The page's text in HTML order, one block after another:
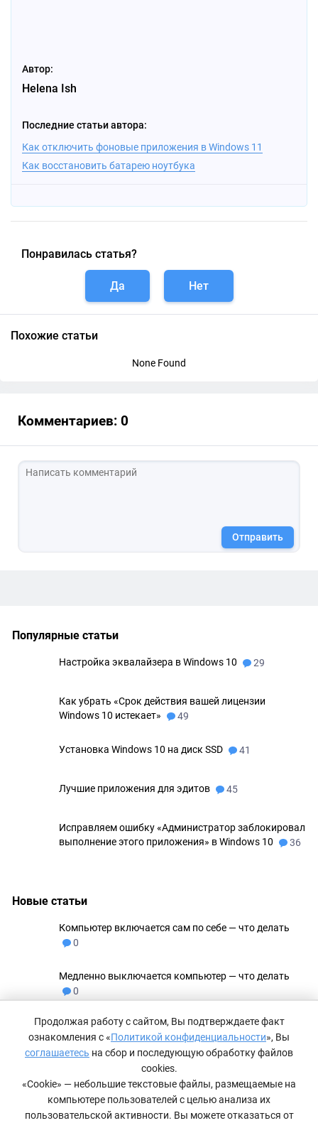
Популярные статьи
Настройка эквалайзера в Windows 10 29
Как убрать «Срок действия вашей лицензии
Windows 10 истекает»
49
Установка Windows 10 на диск SSD 41
Лучшие приложения для эдитов 45
Исправляем ошибку «Администратор заблокировал
выполнение этого приложения» в Windows 10
36
Новые статьи
Компьютер включается сам по себе — что делать
0
Медленно выключается компьютер — что делать
0
Не удаляются файлы с флешки 0
Как сделать невидимую папку в Windows 11
Компьютер не видит принтер — что делать
Автор:
Helena Ish
Последние статьи автора:
Как отключить фоновые приложения в Windows 11
Как восстановить батарею ноутбука
Понравилась статья?
Да Нет
Похожие статьи
None Found
Комментариев: 0
Отправить
Продолжая работу с сайтом, Вы подтверждаете факт
ознакомления с «Политикой конфиденциальности», Вы
соглашаетесь на сбор и последующую обработку файлов
cookies.
«Cookie» — небольшие текстовые файлы, размещаемые на
компьютере пользователей с целью анализа их
пользовательской активности. Вы можете отказаться от